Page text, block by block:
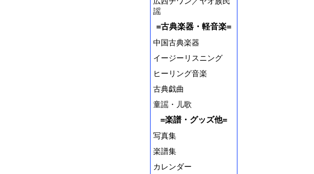
謡
=古典楽器・軽音楽=
中国古典楽器
イージーリスニング
ヒーリング音楽
古典戯曲
童謡・儿歌
=楽譜・グッズ他=
写真集
楽譜集
カレンダー